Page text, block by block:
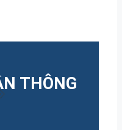
THÔNG